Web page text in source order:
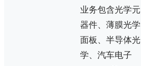
业务包含光学元
器件、薄膜光学
面板、半导体光
学、汽车电子